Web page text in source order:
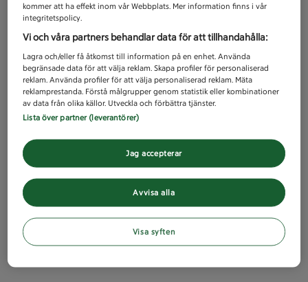
kommer att ha effekt inom vår Webbplats. Mer information finns i vår
integritetspolicy.
Vi och våra partners behandlar data för att tillhandahålla:
Lagra och/eller få åtkomst till information på en enhet. Använda
begränsade data för att välja reklam. Skapa profiler för personaliserad
reklam. Använda profiler för att välja personaliserad reklam. Mäta
reklamprestanda. Förstå målgrupper genom statistik eller kombinationer
av data från olika källor. Utveckla och förbättra tjänster.
Lista över partner (leverantörer)
Avvisa alla
Jag accepterar
Visa syften